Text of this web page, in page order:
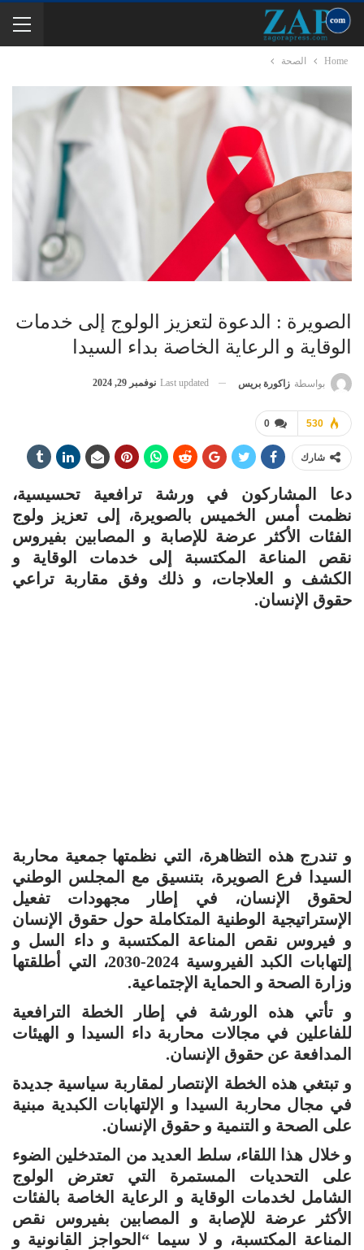
Home الصحة
الصويرة : الدعوة لتعزيز الولوج إلى خدمات
الوقاية و الرعاية الخاصة بداء السيدا
بواسطة زاكورة بريس Last updated نوفمبر 29, 2024
0 530
شارك
دعا المشاركون في ورشة ترافعية تحسيسية،
نظمت أمس الخميس بالصويرة، إلى تعزيز ولوج
الفئات الأكثر عرضة للإصابة و المصابين بفيروس
نقص المناعة المكتسبة إلى خدمات الوقاية و
الكشف و العلاجات، و ذلك وفق مقاربة تراعي
حقوق الإنسان.
و تندرج هذه التظاهرة، التي نظمتها جمعية محاربة
السيدا فرع الصويرة، بتنسيق مع المجلس الوطني
لحقوق الإنسان، في إطار مجهودات تفعيل
الإستراتيجية الوطنية المتكاملة حول حقوق الإنسان
و فيروس نقص المناعة المكتسبة و داء السل و
إلتهابات الكبد الفيروسية 2024-2030، التي أطلقتها
وزارة الصحة و الحماية الإجتماعية.
و تأتي هذه الورشة في إطار الخطة الترافعية
للفاعلين في مجالات محاربة داء السيدا و الهيئات
المدافعة عن حقوق الإنسان.
و تبتغي هذه الخطة الإنتصار لمقاربة سياسية جديدة
في مجال محاربة السيدا و الإلتهابات الكبدية مبنية
على الصحة و التنمية و حقوق الإنسان.
و خلال هذا اللقاء، سلط العديد من المتدخلين الضوء
على التحديات المستمرة التي تعترض الولوج
الشامل لخدمات الوقاية و الرعاية الخاصة بالفئات
الأكثر عرضة للإصابة و المصابين بفيروس نقص
المناعة المكتسبة، و لا سيما “الحواجز القانونية و